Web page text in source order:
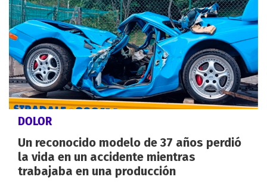
DOLOR
Un reconocido modelo de 37 años perdió
la vida en un accidente mientras
trabajaba en una producción